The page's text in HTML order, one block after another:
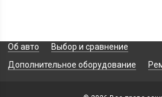
Об авто
Выбор и сравнение
Дополнительное оборудование